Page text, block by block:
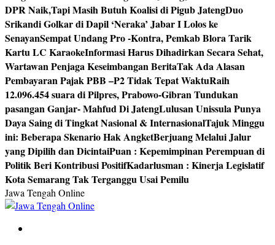
DPR Naik,Tapi Masih Butuh Koalisi di Pigub JatengDuo
Srikandi Golkar di Dapil ‘Neraka’ Jabar I Lolos ke
SenayanSempat Undang Pro -Kontra, Pemkab Blora Tarik
Kartu LC KaraokeInformasi Harus Dihadirkan Secara Sehat,
Wartawan Penjaga Keseimbangan BeritaTak Ada Alasan
Pembayaran Pajak PBB –P2 Tidak Tepat WaktuRaih
12.096.454 suara di Pilpres, Prabowo-Gibran Tundukan
pasangan Ganjar- Mahfud Di JatengLulusan Unissula Punya
Daya Saing di Tingkat Nasional & InternasionalTajuk Minggu
ini: Beberapa Skenario Hak AngketBerjuang Melalui Jalur
yang Dipilih dan DicintaiPuan : Kepemimpinan Perempuan di
Politik Beri Kontribusi PositifKadarlusman : Kinerja Legislatif
Kota Semarang Tak Terganggu Usai Pemilu
Jawa Tengah Online
Berita Jawa Tengah Terbaru dan Terkini